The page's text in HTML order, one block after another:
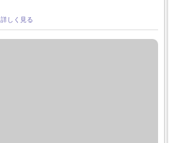
詳しく見る